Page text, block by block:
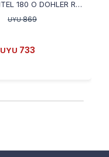
MESA MANTEL 180 O DOHLER RENOVA ADELE 5784107
UYU 869
UYU 733